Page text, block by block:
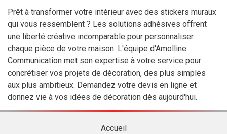
Prêt à transformer votre intérieur avec des stickers muraux
qui vous ressemblent ? Les solutions adhésives offrent
une liberté créative incomparable pour personnaliser
chaque pièce de votre maison. L'équipe d'Amolline
Communication met son expertise à votre service pour
concrétiser vos projets de décoration, des plus simples
aux plus ambitieux. Demandez votre devis en ligne et
donnez vie à vos idées de décoration dès aujourd'hui.
Accueil